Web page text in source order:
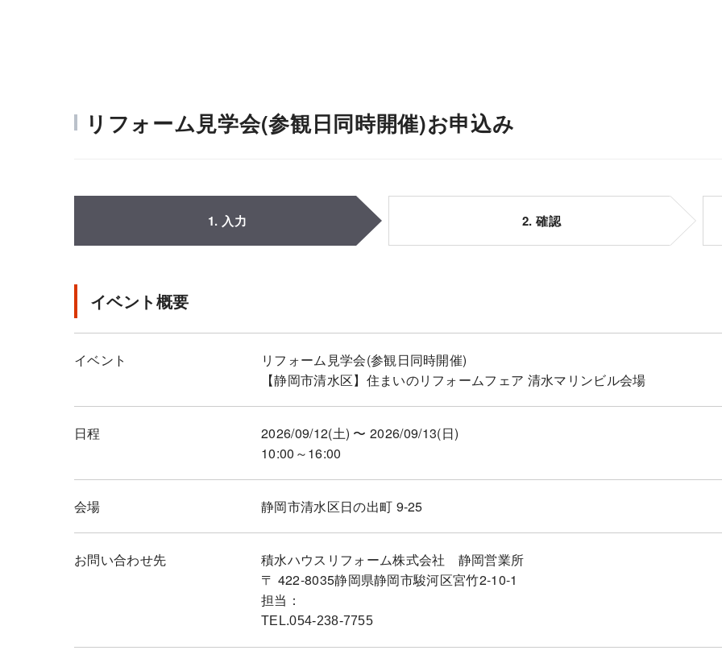
リフォーム見学会(参観日同時開催)お申込み
1. 入力 2. 確認
イベント概要
イベント
リフォーム見学会(参観日同時開催)
【静岡市清水区】住まいのリフォームフェア 清水マリンビル会場
日程
2026/09/12(土) 〜 2026/09/13(日)
10:00～16:00
会場 静岡市清水区日の出町 9-25
お問い合わせ先
積水ハウスリフォーム株式会社 静岡営業所
〒 422-8035静岡県静岡市駿河区宮竹2-10-1
担当：
TEL.054-238-7755